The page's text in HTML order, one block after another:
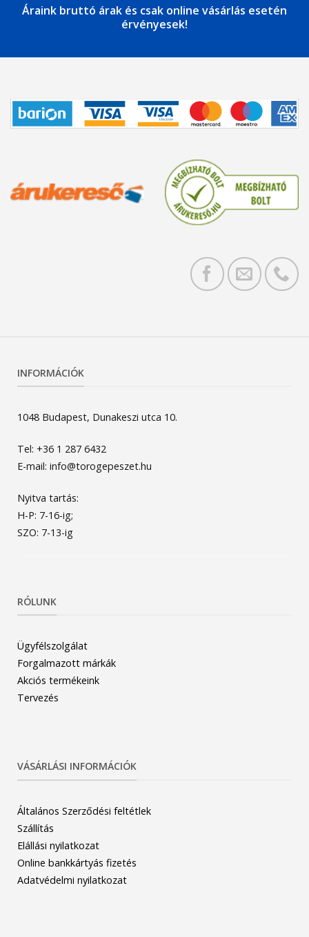
Áraink bruttó árak és csak online vásárlás esetén
érvényesek!
INFORMÁCIÓK
1048 Budapest, Dunakeszi utca 10.
Tel: +36 1 287 6432
E-mail: info@torogepeszet.hu
Nyitva tartás:
H-P: 7-16-ig;
SZO: 7-13-ig
RÓLUNK
Ügyfélszolgálat
Forgalmazott márkák
Akciós termékeink
Tervezés
VÁSÁRLÁSI INFORMÁCIÓK
Általános Szerződési feltétlek
Szállítás
Elállási nyilatkozat
Online bankkártyás fizetés
Adatvédelmi nyilatkozat